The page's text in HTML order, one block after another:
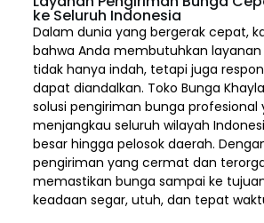
ke Seluruh Indonesia
Dalam dunia yang bergerak cepat,
bahwa Anda membutuhkan
tidak hanya indah, tetapi juga
dapat diandalkan. Toko Bunga
solusi pengiriman bunga profesional
menjangkau seluruh wilayah
besar hingga pelosok daerah.
pengiriman yang cermat dan
memastikan bunga sampai ke
keadaan segar, utuh, dan tepat